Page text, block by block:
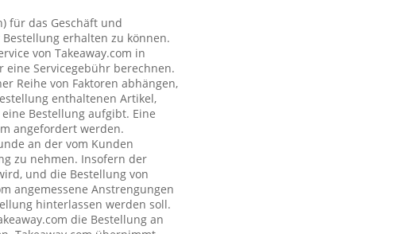
für das Geschäft und
erhalten zu können.
von Takeaway.com in
Servicegebühr berechnen.
Reihe von Faktoren abhängen,
enthaltenen Artikel,
Bestellung aufgibt. Eine
angefordert werden.
an der vom Kunden
zu nehmen. Insofern der
und die Bestellung von
angemessene Anstrengungen
hinterlassen werden soll.
die Bestellung an